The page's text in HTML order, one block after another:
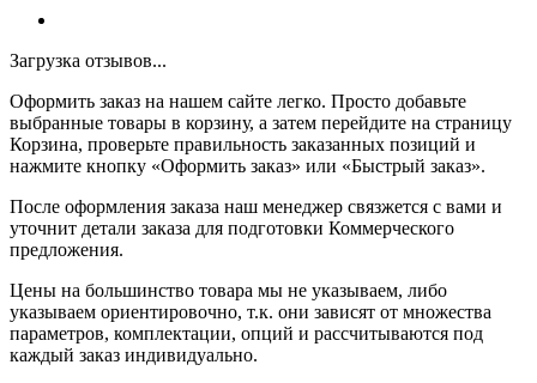
Загрузка отзывов...
Оформить заказ на нашем сайте легко. Просто добавьте
выбранные товары в корзину, а затем перейдите на страницу
Корзина, проверьте правильность заказанных позиций и
нажмите кнопку «Оформить заказ» или «Быстрый заказ».
После оформления заказа наш менеджер связжется с вами и
уточнит детали заказа для подготовки Коммерческого
предложения.
Цены на большинство товара мы не указываем, либо
указываем ориентировочно, т.к. они зависят от множества
параметров, комплектации, опций и рассчитываются под
каждый заказ индивидуально.